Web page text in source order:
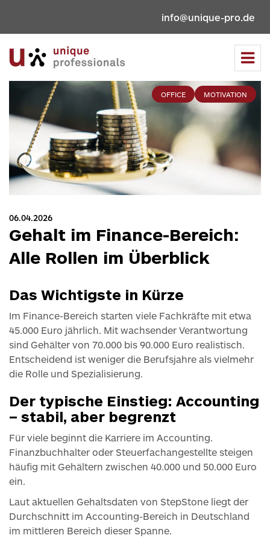
info@unique-pro.de
OFFICE MOTIVATION
06.04.2026
Gehalt im Finance-Bereich:
Alle Rollen im Überblick
Das Wichtigste in Kürze
Im Finance-Bereich starten viele Fachkräfte mit etwa
45.000 Euro jährlich. Mit wachsender Verantwortung
sind Gehälter von 70.000 bis 90.000 Euro realistisch.
Entscheidend ist weniger die Berufsjahre als vielmehr
die Rolle und Spezialisierung.
Der typische Einstieg: Accounting
– stabil, aber begrenzt
Für viele beginnt die Karriere im Accounting.
Finanzbuchhalter oder Steuerfachangestellte steigen
häufig mit Gehältern zwischen 40.000 und 50.000 Euro
ein.
Laut aktuellen Gehaltsdaten von StepStone liegt der
Durchschnitt im Accounting-Bereich in Deutschland
im mittleren Bereich dieser Spanne.